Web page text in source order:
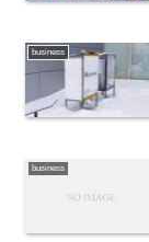
business
business